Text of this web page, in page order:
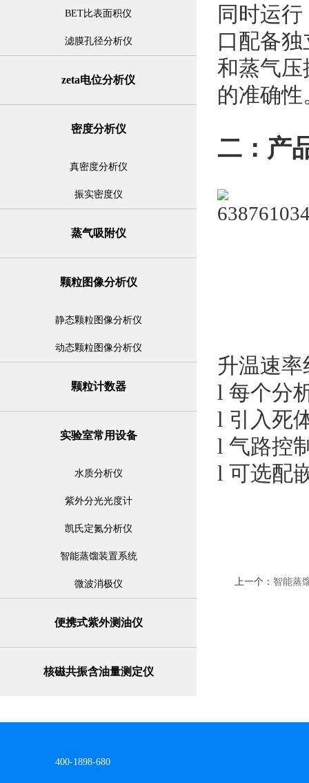
BET比表面积仪
滤膜孔径分析仪
zeta电位分析仪
密度分析仪
真密度分析仪
振实密度仪
蒸气吸附仪
颗粒图像分析仪
静态颗粒图像分析仪
动态颗粒图像分析仪
颗粒计数器
实验室常用设备
水质分析仪
紫外分光光度计
凯氏定氮分析仪
智能蒸馏装置系统
微波消极仪
便携式紫外测油仪
核磁共振含油量测定仪
同时运
口配备
和蒸气
的准确性
二：产
升温速
l 每个分
l 引入死
l 气路控
l 可选配
上一个： 智能蒸
400-1898-680